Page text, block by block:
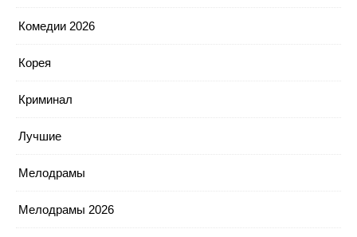
Комедии 2026
Корея
Криминал
Лучшие
Мелодрамы
Мелодрамы 2026